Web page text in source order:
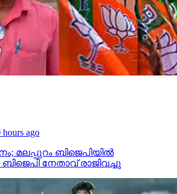
hours ago
മലപ്പുറം ബിജെപിയില്‍
ബിജെപി നേതാവ് രാജിവച്ചു